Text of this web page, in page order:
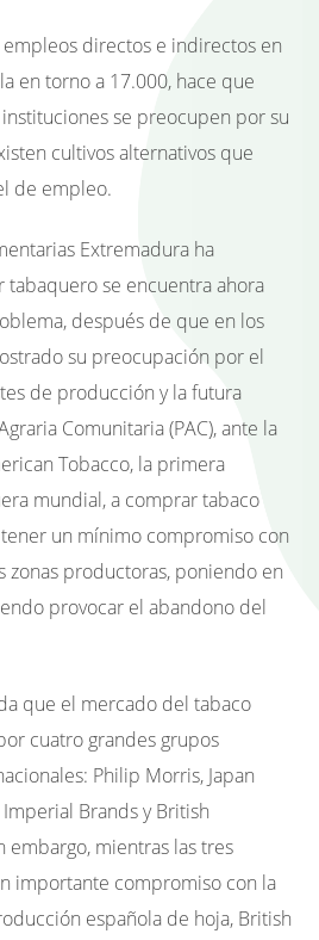
directos e indirectos en
en torno a 17.000, hace que
se preocupen por su
cultivos alternativos que
de empleo.
Extremadura ha
tabaquero se encuentra ahora
después de que en los
su preocupación por el
de producción y la futura
Comunitaria (PAC), ante la
Tobacco, la primera
mundial, a comprar tabaco
un mínimo compromiso con
zonas productoras, poniendo en
provocar el abandono del
que el mercado del tabaco
cuatro grandes grupos
Philip Morris, Japan
Brands y British
embargo, mientras las tres
importante compromiso con la
española de hoja, British